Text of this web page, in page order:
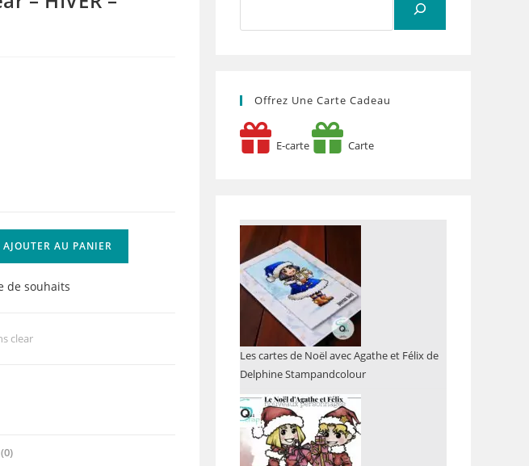
AJOUTER AU PANIER
de souhaits
clear
Offrez Une Carte Cadeau
E-carte Carte
Les cartes de Noël avec Agathe et Félix de
Delphine Stampandcolour